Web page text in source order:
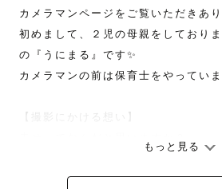
カメラマンページをご覧いただきあ
初めまして、２児の母親をしており
の『うにまる』です✨
カメラマンの前は保育士をやってい
【撮影にかける想い】
もっと見る